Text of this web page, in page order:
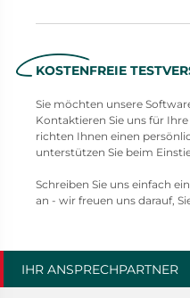
KOSTENFREIE
Sie möchten unsere
Kontaktieren Sie uns für
richten Ihnen einen
unterstützen Sie beim
Schreiben Sie uns einfach
an - wir freuen uns darauf,
IHR ANSPRECHPARTNER